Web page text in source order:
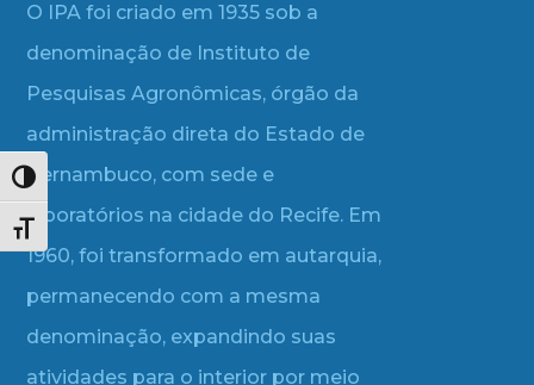
Alternar alto contraste
Alternar tamanho da fonte
O IPA foi criado em 1935 sob a
denominação de Instituto de
Pesquisas Agronômicas, órgão da
administração direta do Estado de
Pernambuco, com sede e
laboratórios na cidade do Recife. Em
1960, foi transformado em autarquia,
permanecendo com a mesma
denominação, expandindo suas
atividades para o interior por meio